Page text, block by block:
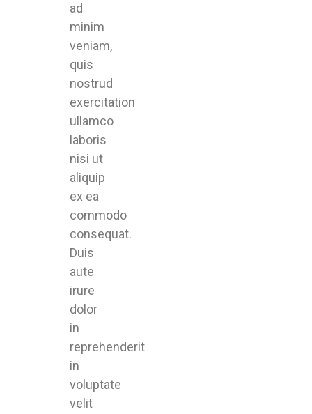
ad
minim
veniam,
quis
nostrud
exercitation
ullamco
laboris
nisi ut
aliquip
ex ea
commodo
consequat.
Duis
aute
irure
dolor
in
reprehenderit
in
voluptate
velit